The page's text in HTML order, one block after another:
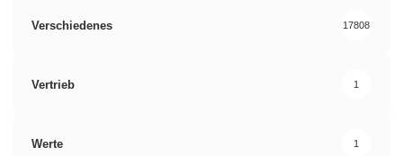
Verschiedenes 17808
Vertrieb 1
Werte 1